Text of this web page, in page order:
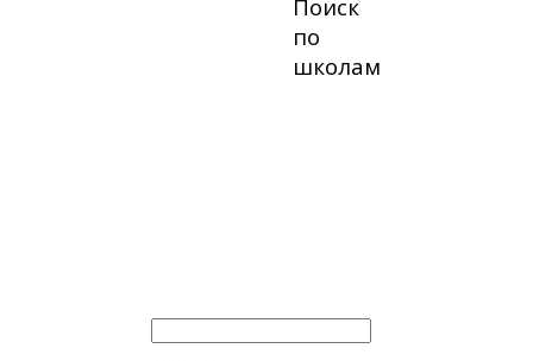
Поиск
по
школам